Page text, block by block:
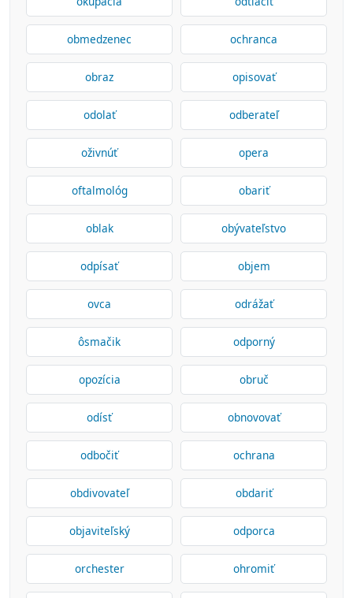
obmedzenec ochranca
obraz opisovať
odolať odberateľ
oživnúť opera
oftalmológ obariť
oblak obývateľstvo
odpísať objem
ovca odrážať
ôsmačik odporný
opozícia obruč
odísť obnovovať
odbočiť ochrana
obdivovateľ obdariť
objaviteľský odporca
orchester ohromiť